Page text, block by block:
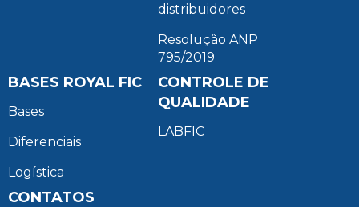
distribuidores
Resolução ANP
795/2019
BASES ROYAL FIC
Bases
Diferenciais
Logística
CONTROLE DE
QUALIDADE
LABFIC
CONTATOS